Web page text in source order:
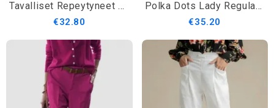
Tavalliset Repeytyneet Casual-Farkut
€32.80
Polka Dots Lady Regular Fit Housut
€35.20